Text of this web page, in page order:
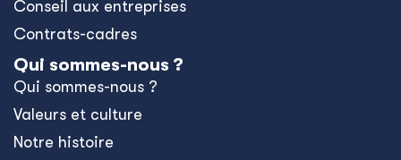
Conseil aux entreprises
Contrats-cadres
Qui sommes-nous ?
Qui sommes-nous ?
Valeurs et culture
Notre histoire